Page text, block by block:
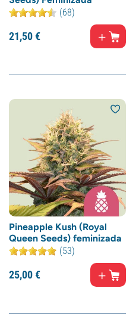
(68)
21,50€
Pineapple Kush (Royal
Queen Seeds) feminizada
(53)
25,00€